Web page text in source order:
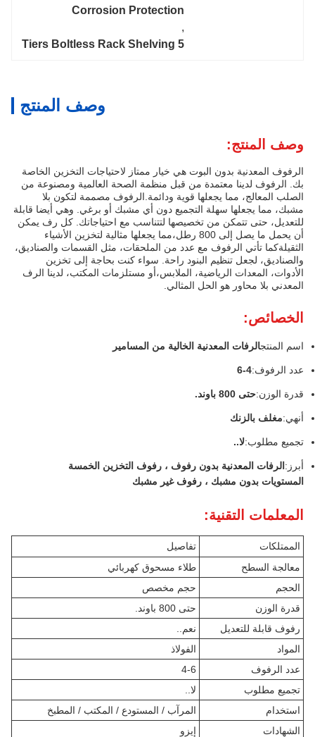
Corrosion Protection
,
5 Tiers Boltless Rack Shelving
وصف المنتج
وصف المنتج:
الرفوف المعدنية بدون البوت هي خيار ممتاز لاحتياجات التخزين الخاصة
بك. الرفوف لدينا معتمدة من قبل منظمة الصحة العالمية ومصنوعة من
الصلب المعالج، مما يجعلها قوية ودائمة.الرفوف مصممة لتكون بلا
مشبك، مما يجعلها سهلة التجميع دون أي مشبك أو برغي. وهي أيضا قابلة
للتعديل، حتى تتمكن من تخصيصها لتتناسب مع احتياجاتك. كل رف يمكن
أن يحمل ما يصل إلى 800 رطل،مما يجعلها مثالية لتخزين الأشياء
الثقيلةكما تأتي الرفوف مع عدد من الملحقات، مثل القسمات والصناديق،
والصناديق، لجعل تنظيم البنود راحة. سواء كنت بحاجة إلى تخزين
الأدوات، المعدات الرياضية، الملابس،أو مستلزمات المكتب، لدينا الرف
المعدني بلا محاور هو الحل المثالي.
الخصائص:
اسم المنتجالرفات المعدنية الخالية من المسامير
عدد الرفوف: 4-6
قدرة الوزن:حتى 800 باوند.
أنهي: مغلف بالزنك
تجميع مطلوب:لا..
أبرز: الرفات المعدنية بدون رفوف ، رفوف التخزين الخمسة
المستويات بدون مشبك ، رفوف غير مشبك
المعلمات التقنية:
الممتلكات
تفاصيل
معالجة السطح
طلاء مسحوق كهربائي
الحجم
حجم مخصص
قدرة الوزن
حتى 800 باوند.
رفوف قابلة للتعديل
نعم..
المواد
الفولاذ
عدد الرفوف
4-6
تجميع مطلوب
لا..
استخدام
المرآب / المستودع / المكتب / المطبخ
الشهادات
إيزو